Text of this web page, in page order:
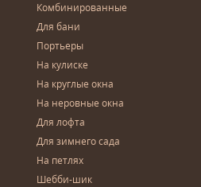
Комбинированные
Для бани
Портьеры
На кулиске
На круглые окна
На неровные окна
Для лофта
Для зимнего сада
На петлях
Шебби-шик